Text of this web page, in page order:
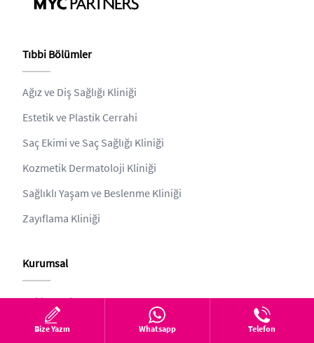
Tıbbi Bölümler
Ağız ve Diş Sağlığı Kliniği
Estetik ve Plastik Cerrahi
Saç Ekimi ve Saç Sağlığı Kliniği
Kozmetik Dermatoloji Kliniği
Sağlıklı Yaşam ve Beslenme Kliniği
Zayıflama Kliniği
Kurumsal
Hakkımızda
estethica
Bize Yazın Whatsapp Telefon